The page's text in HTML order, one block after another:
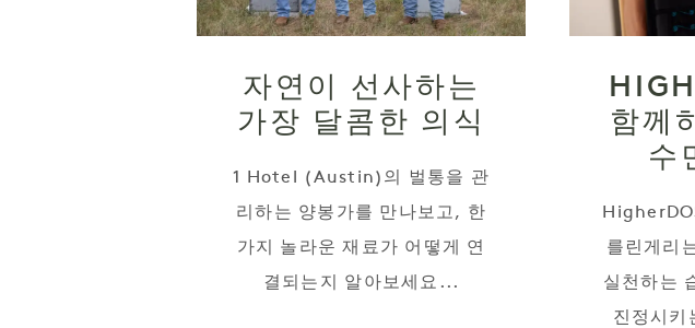
자연이 선사하는
가장 달콤한 의식
1 Hotel (Austin)의 벌통을 관
리하는 양봉가를 만나보고, 한
가지 놀라운 재료가 어떻게 연
결되는지 알아보세요...
함께
수
를린게리
실천하는
진정시키